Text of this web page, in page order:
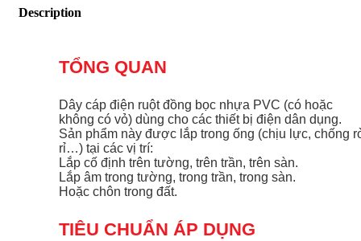
Description
TỔNG QUAN
Dây cáp điện ruột đồng bọc nhựa PVC (có hoặc
không có vỏ) dùng cho các thiết bị điện dân dụng.
Sản phẩm này được lắp trong ống (chịu lực, chống
rỉ…) tại các vị trí:
Lắp cố định trên tường, trên trần, trên sàn.
Lắp âm trong tường, trong trần, trong sàn.
Hoặc chôn trong đất.
TIÊU CHUẨN ÁP DỤNG